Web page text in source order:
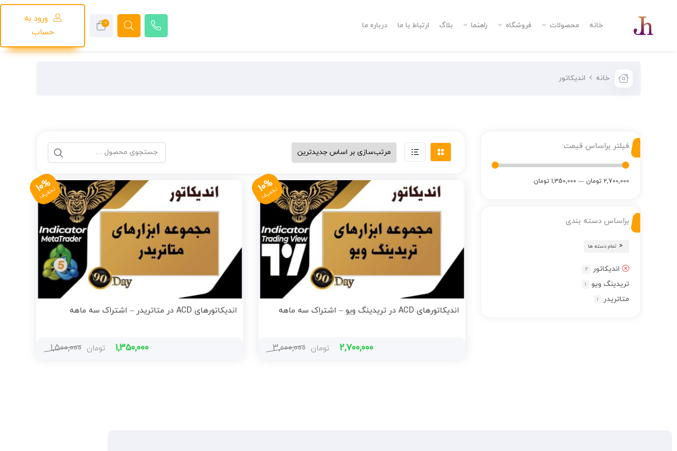
خانه محصولات فروشگاه راهنما بلاگ ارتباط با ما درباره ما 0
ورود به
حساب
خانه اندیکاتور
10%
تخفیف
اندیکاتورهای ACD در تریدینگ ویو – اشتراک سه ماهه
3,000,000 2,700,000 تومان
10%
تخفیف
اندیکاتورهای ACD در متاتریدر – اشتراک سه ماهه
1,500,000 1,350,000 تومان
فیلتر براساس قیمت:
2,700,000 تومان — 1,350,000 تومان
براساس دسته بندی
تمام دسته ها
اندیکاتور 2
تریدینگ ویو 1
متاتریدر 1